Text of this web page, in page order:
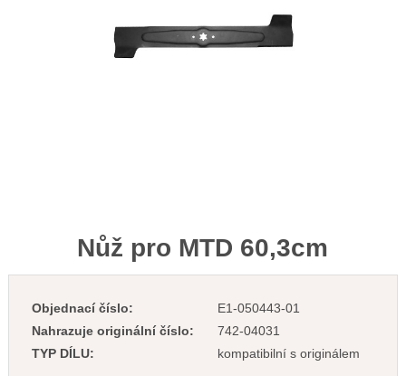
Nůž pro MTD 60,3cm
Objednací číslo:
E1-050443-01
Nahrazuje originální číslo:
742-04031
TYP DÍLU:
kompatibilní s originálem